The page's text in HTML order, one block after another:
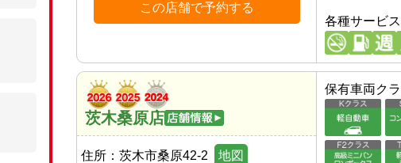
この店舗で予約する
各種サービス
茨木桑原店
住所： 茨木市桑原42-2 地図
保有車両ク